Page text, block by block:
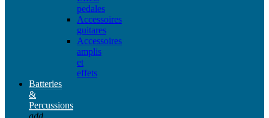
pedales
Accessoires
guitares
Accessoires
amplis
et
effets
Batteries
&
Percussions
add